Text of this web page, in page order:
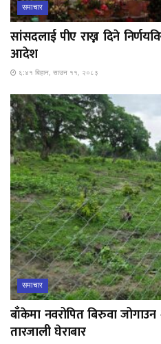
समाचार
सांसदलाई पीए राख्न दिने
आदेश
६:४१ बिहान, साउन ११, २०८३
समाचार
बाँकेमा नवरोपित बिरुवा जोगाउन
तारजाली घेराबार